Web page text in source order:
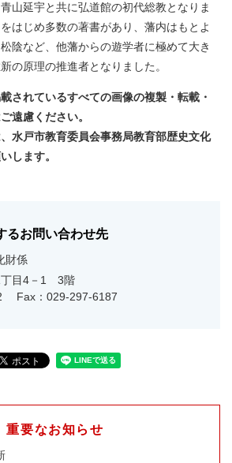
山延宇と共に弘道館の初代総教となりま
はじめ多数の著書があり、藩内はもとよ
陰など、他藩からの遊学者に極めて大き
の原理の推進者となりました。
されているすべての画像の複製・転載・
遠慮ください。
水戸市教育委員会事務局教育部歴史文化
します。
るお問い合わせ先
財係
丁目4－1 3階
Fax：029-297-6187
重要なお知らせ